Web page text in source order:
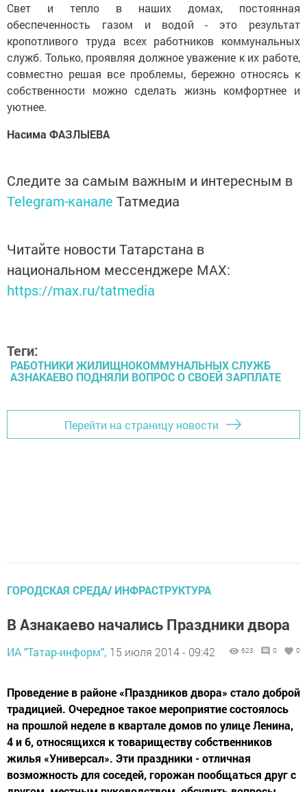
Свет и тепло в наших домах, постоянная
обеспеченность газом и водой - это результат
кропотливого труда всех работников коммунальных
служб. Только, проявляя должное уважение к их работе,
совместно решая все проблемы, бережно относясь к
собственности можно сделать жизнь комфортнее и
уютнее.
Насима ФАЗЛЫЕВА
Следите за самым важным и интересным в
Telegram-канале Татмедиа
Читайте новости Татарстана в
национальном мессенджере MАХ:
https://max.ru/tatmedia
Теги:
РАБОТНИКИ ЖИЛИЩНОКОММУНАЛЬНЫХ СЛУЖБ
АЗНАКАЕВО ПОДНЯЛИ ВОПРОС О СВОЕЙ ЗАРПЛАТЕ
Перейти на страницу новости
ГОРОДСКАЯ СРЕДА/ ИНФРАСТРУКТУРА
В Азнакаево начались Праздники двора
ИА "Татар-информ", 15 июля 2014 - 09:42 623 0 0
Проведение в районе «Праздников двора» стало доброй
традицией. Очередное такое мероприятие состоялось
на прошлой неделе в квартале домов по улице Ленина,
4 и 6, относящихся к товариществу собственников
жилья «Универсал». Эти праздники - отличная
возможность для соседей, горожан пообщаться друг с